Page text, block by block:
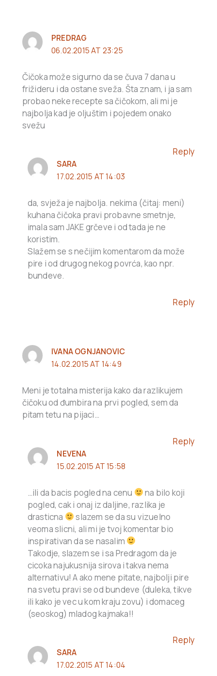
PREDRAG
06.02.2015 AT 23:25
Čičoka može sigurno da se čuva 7 dana u
frižideru i da ostane sveža. Šta znam, i ja sam
probao neke recepte sa čičokom, ali mi je
najbolja kad je oljuštim i pojedem onako
svežu
Reply
SARA
17.02.2015 AT 14:03
da, svježa je najbolja. nekima (čitaj: meni)
kuhana čičoka pravi probavne smetnje,
imala sam JAKE grčeve i od tada je ne
koristim.
Slažem se s nečijim komentarom da može
pire i od drugog nekog povrća, kao npr.
bundeve.
Reply
IVANA OGNJANOVIC
14.02.2015 AT 14:49
Meni je totalna misterija kako da razlikujem
čičoku od đumbira na prvi pogled, sem da
pitam tetu na pijaci…
Reply
NEVENA
15.02.2015 AT 15:58
…ili da bacis pogled na cenu
na bilo koji
pogled, cak i onaj iz daljine, razlika je
drasticna
slazem se da su vizuelno
veoma slicni, ali mi je tvoj komentar bio
inspirativan da se nasalim
Takodje, slazem se i sa Predragom da je
cicoka najukusnija sirova i takva nema
alternativu! A ako mene pitate, najbolji pire
na svetu pravi se od bundeve (duleka, tikve
ili kako je vec u kom kraju zovu) i domaceg
(seoskog) mladog kajmaka!!
Reply
SARA
17.02.2015 AT 14:04